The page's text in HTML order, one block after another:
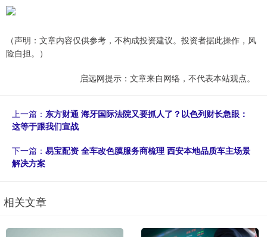
（声明：文章内容仅供参考，不构成投资建议。投资者据此操作，风
险自担。）
启远网提示：文章来自网络，不代表本站观点。
上一篇： 东方财通 海牙国际法院又要抓人了？以色列财长急眼：
这等于跟我们宣战
下一篇： 易宝配资 全车改色膜服务商梳理 西安本地品质车主场景
解决方案
相关文章